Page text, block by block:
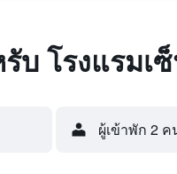
บ โรงแรมเ
ผู้เข้าพัก 2 ค